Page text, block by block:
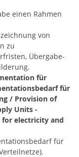
einen Rahmen
von
zu
Übergabe-
für
für
/ Provision of
Units -
electricity and
für